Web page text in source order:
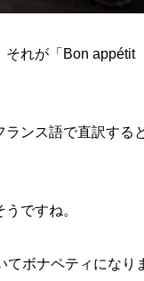
れが「Bon appétit
ンス語で直訳する
ですね。
ボナペティになり